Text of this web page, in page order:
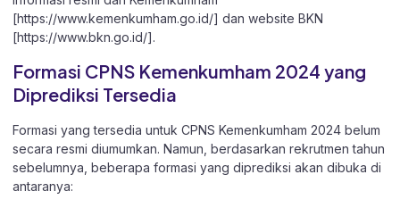
[https://www.kemenkumham.go.id/] dan website BKN
[https://www.bkn.go.id/].
Formasi CPNS Kemenkumham 2024 yang
Diprediksi Tersedia
Formasi yang tersedia untuk CPNS Kemenkumham 2024 belum
secara resmi diumumkan. Namun, berdasarkan rekrutmen tahun
sebelumnya, beberapa formasi yang diprediksi akan dibuka di
antaranya: